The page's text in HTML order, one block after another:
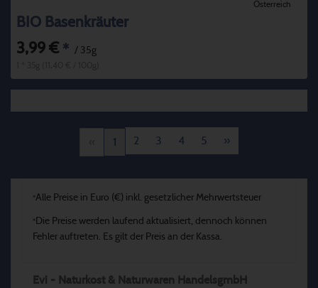
Österreich
BIO Basenkräuter
3,99 € * / 35g
1 2 3 4 5 »
*Alle Preise in Euro (€) inkl. gesetzlicher Mehrwertsteuer
* Die Preise werden laufend aktualisiert, dennoch können
Fehler auftreten. Es gilt der Preis an der Kassa.
Evi - Naturkost & Naturwaren HandelsgmbH